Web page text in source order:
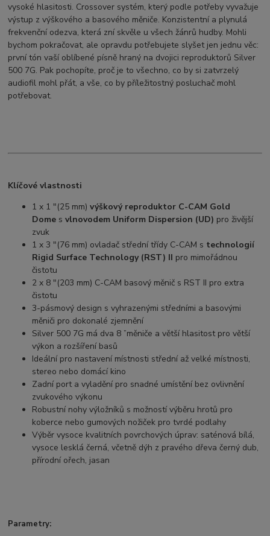
vysoké hlasitosti. Crossover systém, který podle potřeby vyvažuje
výstup z výškového a basového měniče. Konzistentní a plynulá
frekvenční odezva, která zní skvěle u všech žánrů hudby. Mohli
bychom pokračovat, ale opravdu potřebujete slyšet jen jednu věc:
první tón vaší oblíbené písně hraný na dvojici reproduktorů Silver
500 7G. Pak pochopíte, proč je to všechno, co by si zatvrzelý
audiofil mohl přát, a vše, co by příležitostný posluchač mohl
potřebovat.
Klíčové vlastnosti
1 x 1 "(25 mm)výškový reproduktor C-CAM Gold
Dome svlnovodem Uniform Dispersion (UD) pro živější
zvuk
1 x 3 "(76 mm) ovladač střední třídy C-CAM s technologií
Rigid Surface Technology (RST) II pro mimořádnou
čistotu
2 x 8 "(203 mm) C-CAM basový měnič s RST II pro extra
čistotu
3-pásmový design s vyhrazenými středními a basovými
měniči pro dokonalé zjemnění
Silver 500 7G má dva 8 ”měniče a větší hlasitost pro větší
výkon a rozšíření basů
Ideální pro nastavení místnosti střední až velké místnosti,
stereo nebo domácí kino
Zadní port a vyladění pro snadné umístění bez ovlivnění
zvukového výkonu
Robustní nohy výložníků s možností výběru hrotů pro
koberce nebo gumových nožiček pro tvrdé podlahy
Výběr vysoce kvalitních povrchových úprav: saténová bílá,
vysoce lesklá černá, včetně dýh z pravého dřeva černý dub,
přírodní ořech, jasan
Parametry: